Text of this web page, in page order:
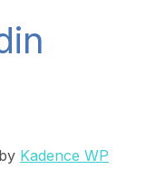
Kadence WP